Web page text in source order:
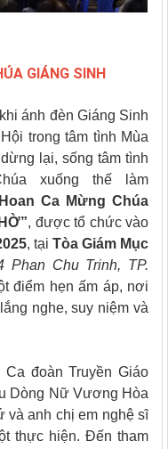
GIÁNG SINH
ánh đèn Giáng Sinh
trong tâm tình Mùa
lại, sống tâm tình
xuống thế làm
Ca Mừng Chúa
, được tổ chức vào
, tại Tòa Giám Mục
Phan Chu Trinh, TP.
điểm hẹn ấm áp, nơi
nghe, suy niệm và
đoàn Truyền Giáo
Dòng Nữ Vương Hòa
và anh chị em nghệ sĩ
thực hiện. Đến tham